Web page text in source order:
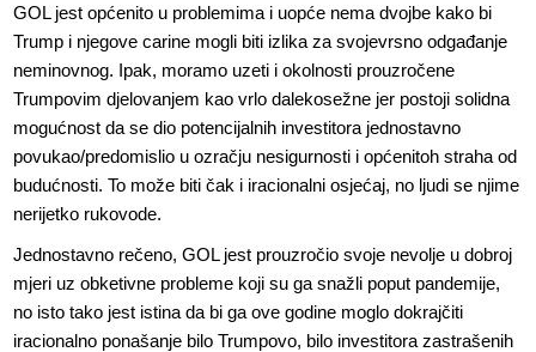
GOL jest općenito u problemima i uopće nema dvojbe kako bi
Trump i njegove carine mogli biti izlika za svojevrsno odgađanje
neminovnog. Ipak, moramo uzeti i okolnosti prouzročene
Trumpovim djelovanjem kao vrlo dalekosežne jer postoji solidna
mogućnost da se dio potencijalnih investitora jednostavno
povukao/predomislio u ozračju nesigurnosti i općenitoh straha od
budućnosti. To može biti čak i iracionalni osjećaj, no ljudi se njime
nerijetko rukovode.
Jednostavno rečeno, GOL jest prouzročio svoje nevolje u dobroj
mjeri uz obketivne probleme koji su ga snažli poput pandemije,
no isto tako jest istina da bi ga ove godine moglo dokrajčiti
iracionalno ponašanje bilo Trumpovo, bilo investitora zastrašenih